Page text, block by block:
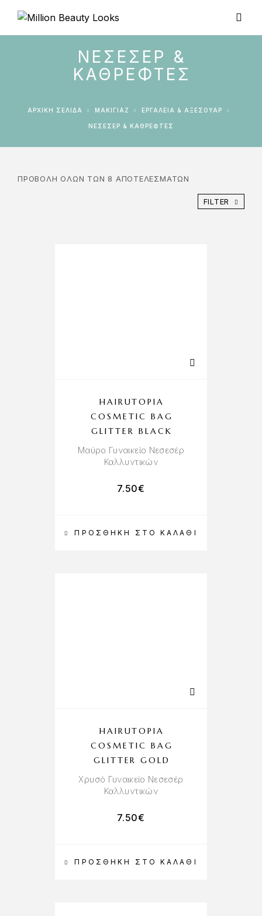
ΝΕΣΕΣΈΡ &
ΚΑΘΡΈΦΤΕΣ
ΑΡΧΙΚΉ ΣΕΛΊΔΑ ΜΑΚΙΓΙΑΖ ΕΡΓΑΛΕΊΑ & ΑΞΕΣΟΥΆΡ
ΝΕΣΕΣΈΡ & ΚΑΘΡΈΦΤΕΣ
ΠΡΟΒΟΛΉ ΌΛΩΝ ΤΩΝ 8 ΑΠΟΤΕΛΕΣΜΆΤΩΝ
FILTER
ΠΡΟΣΘΉΚΗ ΣΤΟ ΚΑΛΆΘΙ
HAIRUTOPIA
COSMETIC BAG
GLITTER BLACK
Μαύρο Γυναικείο Νεσεσέρ
Καλλυντικών
7.50€
ΠΡΟΣΘΉΚΗ ΣΤΟ ΚΑΛΆΘΙ
HAIRUTOPIA
COSMETIC BAG
GLITTER GOLD
Χρυσό Γυναικείο Νεσεσέρ
Καλλυντικών
7.50€